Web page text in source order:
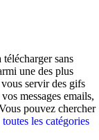
sans
une des plus
servir des gifs
messages emails,
pouvez chercher
toutes les catégories